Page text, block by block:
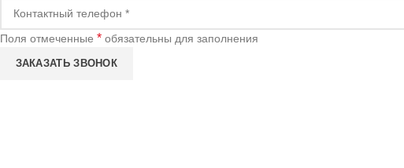
Поля отмеченные *обязательны для заполнения